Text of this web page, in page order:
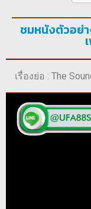
ชมหนังตัวอย่า
เรื่องย่อ : The